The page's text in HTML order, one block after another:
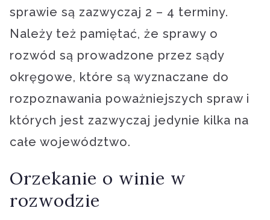
sprawie są zazwyczaj 2 – 4 terminy.
Należy też pamiętać, że sprawy o
rozwód są prowadzone przez sądy
okręgowe, które są wyznaczane do
rozpoznawania poważniejszych spraw i
których jest zazwyczaj jedynie kilka na
całe województwo.
Orzekanie o winie w
rozwodzie